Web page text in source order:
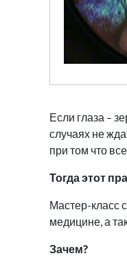
Если глаза –
случаях не
при том что
Тогда этот
Мастер-класс
медицине, а
Зачем?